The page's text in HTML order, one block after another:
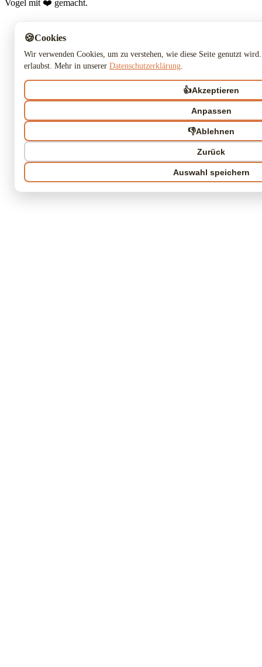
Vogel mit ❤️ gemacht.
🍪Cookies
Wir verwenden Cookies, um zu verstehen, wie diese Seite genutzt
erlaubst. Mehr in unserer Datenschutzerklärung
👍Akzeptieren
Anpassen
👎Ablehnen
Zurück
Auswahl speichern